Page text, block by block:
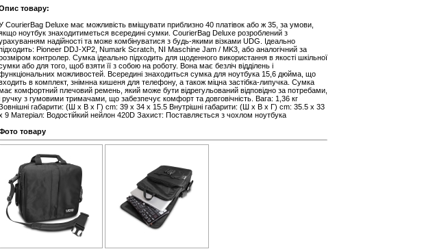
товару:
CourierBag Deluxe має можливість вміщувати приблизно 40 платівок або ж 35, за умови,
ноутбук знаходитиметься всередині сумки. CourierBag Deluxe розроблений з
надійності та може комбінуватися з будь-якими візками UDG. Ідеально
Pioneer DDJ-XP2, Numark Scratch, NI Maschine Jam / MK3, або аналогічний за
контролер. Сумка ідеально підходить для щоденного використання в якості шкільної
або для того, щоб взяти її з собою на роботу. Вона має безліч відділень і
можливостей. Всередині знаходиться сумка для ноутбука 15,6 дюйма, що
в комплект, знімнна кишеня для телефону, а також міцна застібка-липучка. Сумка
комфортний плечовий ремень, який може бути відрегульований відповідно за потребами,
ручку з гумовими тримачами, що забезпечує комфорт та довговічність. Вага: 1,36 кг
габарити: (Ш х В х Г) cm: 39 x 34 x 15.5 Внутрішні габарити: (Ш х В х Г) cm: 35.5 x 33
9 Матеріал: Водостійкий нейлон 420D Захист: Поставляється з чохлом ноутбука
товару